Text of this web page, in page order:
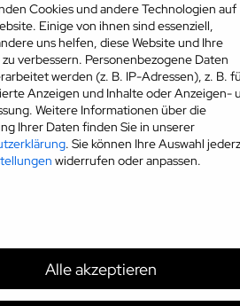
Cookies und andere Technologien auf
Einige von ihnen sind essenziell,
uns helfen, diese Website und Ihre
verbessern. Personenbezogene Daten
werden (z. B. IP-Adressen), z. B.
Anzeigen und Inhalte oder Anzeigen-
Weitere Informationen über die
Ihrer Daten finden Sie in unserer
. Sie können Ihre Auswahl
widerrufen oder anpassen.
Alle akzeptieren